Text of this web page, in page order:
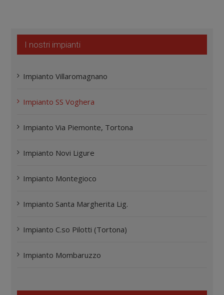
I nostri impianti
Impianto Villaromagnano
Impianto SS Voghera
Impianto Via Piemonte, Tortona
Impianto Novi Ligure
Impianto Montegioco
Impianto Santa Margherita Lig.
Impianto C.so Pilotti (Tortona)
Impianto Mombaruzzo